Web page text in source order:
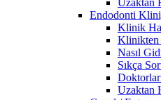
Endodonti
Klinik
Klinikten
Nasıl
Sıkça
Uzaktan